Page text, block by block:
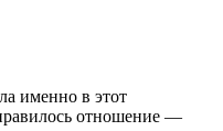
именно в этот
отношение —